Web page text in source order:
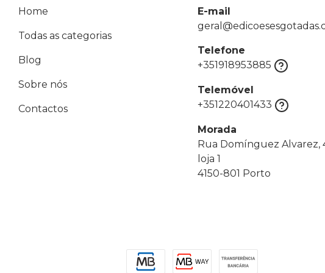
Home
Todas as categorias
Blog
Sobre nós
Contactos
E-mail
Telefone
+351918953885
Telemóvel
+351220401433
Morada
Rua Domínguez Alvarez,
loja 1
4150-801 Porto